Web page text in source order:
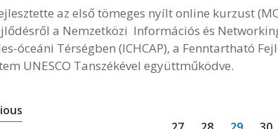
az első tömeges nyílt online kurzust
a Nemzetközi Információs és
óceáni Térségben (ICHCAP), a Fenntartható
UNESCO Tanszékével együttműködve.